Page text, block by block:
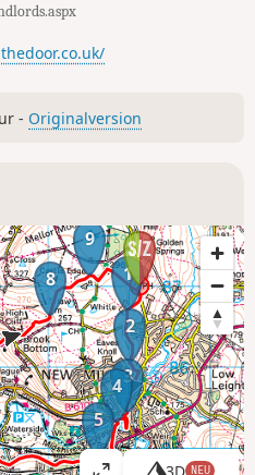
- Originalversion
1
2
3
4
5
8
9
NEU